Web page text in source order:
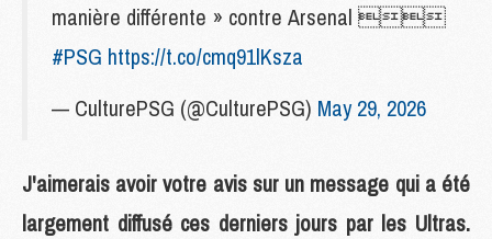
manière différente » contre Arsenal 
#PSG https://t.co/cmq91lKsza
— CulturePSG (@CulturePSG) May 29, 2026
J'aimerais avoir votre avis sur un message qui a été
largement diffusé ces derniers jours par les Ultras.